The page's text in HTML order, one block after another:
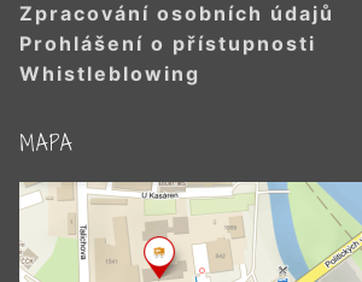
Zpracování osobních údajů
Prohlášení o přístupnosti
Whistleblowing
MAPA